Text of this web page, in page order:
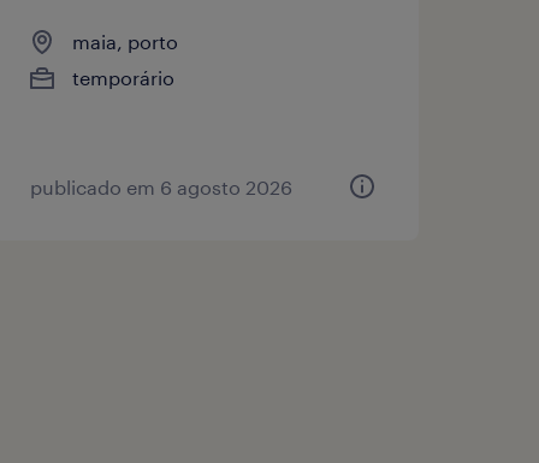
maia, porto
temporário
publicado em 6 agosto 2026